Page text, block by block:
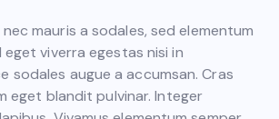
mauris a sodales, sed elementum
viverra egestas nisi in
sodales augue a accumsan. Cras
eget blandit pulvinar. Integer